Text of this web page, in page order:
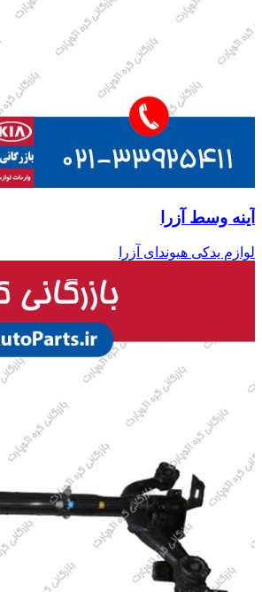
آینه وسط آزرا
لوازم یدکی هیوندای آزرا